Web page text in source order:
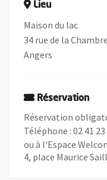
Lieu
Maison du lac
34 rue de la
Angers
Réservation
Réservation
Téléphone : 02 41 23
ou à l'Espace
4, place Maurice